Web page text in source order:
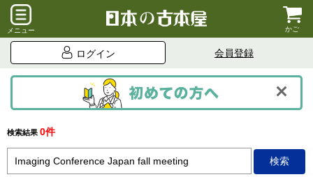
メニュー かご
ログイン 会員登録
検索結果 0件